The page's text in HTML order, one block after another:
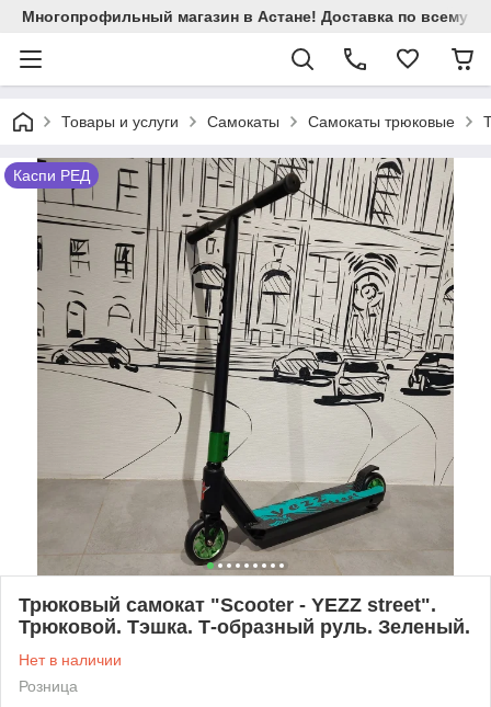
Многопрофильный магазин в Астане! Доставка по всему
Товары и услуги Самокаты Самокаты трюковые
Каспи РЕД
Трюковый самокат "Scooter - YEZZ street".
Трюковой. Тэшка. Т-образный руль. Зеленый.
Нет в наличии
Розница